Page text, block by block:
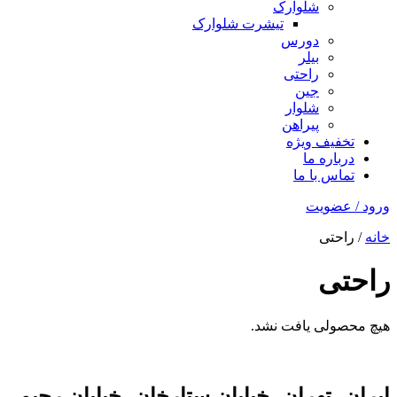
شلوارک
تیشرت شلوارک
دورس
بیلر
راحتی
جین
شلوار
پیراهن
تخفیف ویژه
درباره ما
تماس با ما
ورود / عضویت
خانه / راحتی
راحتی
هیچ محصولی یافت نشد.